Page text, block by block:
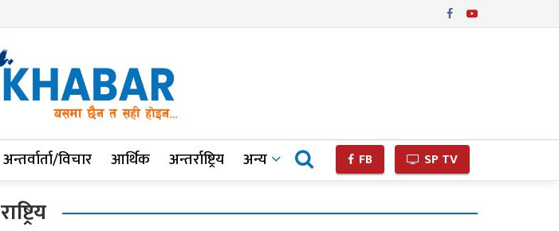
अन्तर्वार्ता/विचार आर्थिक अन्तर्राष्ट्रिय अन्य FB SP TV
राष्ट्रिय